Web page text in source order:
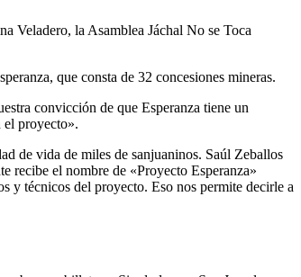
Veladero, la Asamblea Jáchal No se Toca
que consta de 32 concesiones mineras.
convicción de que Esperanza tiene un
el proyecto».
de vida de miles de sanjuaninos. Saúl Zeballos
recibe el nombre de «Proyecto Esperanza»
y técnicos del proyecto. Eso nos permite decirle a